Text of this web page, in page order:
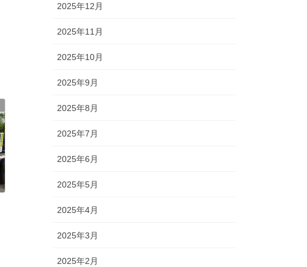
2025年12月
2025年11月
2025年10月
2025年9月
2025年8月
2025年7月
2025年6月
2025年5月
2025年4月
2025年3月
2025年2月